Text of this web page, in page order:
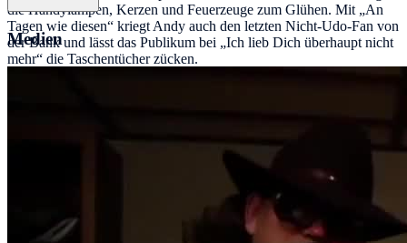
die Handylampen, Kerzen und Feuerzeuge zum Glühen. Mit „An
Tagen wie diesen“ kriegt Andy auch den letzten Nicht-Udo-Fan von
der Bank und lässt das Publikum bei „Ich lieb Dich überhaupt nicht
mehr“ die Taschentücher zücken.
Medien